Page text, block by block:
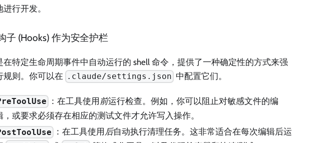
行开发。
子 (Hooks) 作为安全护栏
在特定生命周期事件中自动运行的 shell 命令，提供了一种确定性的方式来强
规则。你可以在 .claude/settings.json 中配置它们。
：在工具使用 前运行检查。例如，你可以阻止对敏感文件的编
，或要求必须存在相应的测试文件才允许写入操作。
：在工具使用 后自动执行清理任务。这非常适合在每次编辑后运